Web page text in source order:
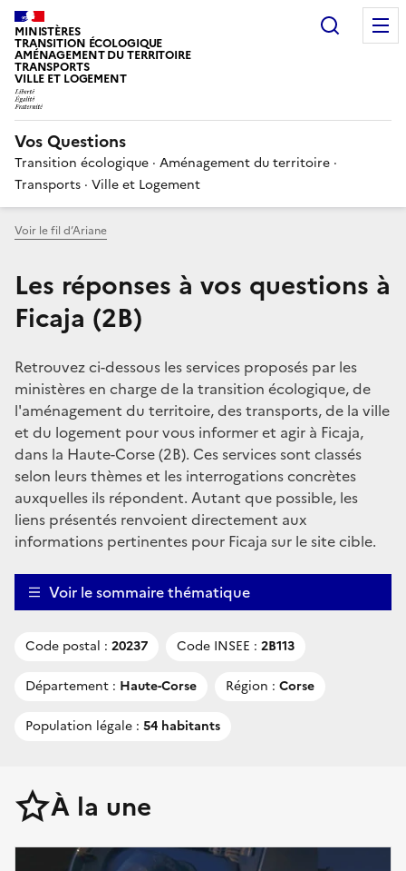
MINISTÈRES
TRANSITION ÉCOLOGIQUE
AMÉNAGEMENT DU TERRITOIRE
TRANSPORTS
VILLE ET LOGEMENT
Vos Questions
Transition écologique · Aménagement du territoire ·
Transports · Ville et Logement
Voir le fil d’Ariane
Les réponses à vos questions à
Ficaja (2B)
Retrouvez ci-dessous les services proposés par les
ministères en charge de la transition écologique, de
l'aménagement du territoire, des transports, de la ville
et du logement pour vous informer et agir à Ficaja,
dans la Haute-Corse (2B). Ces services sont classés
selon leurs thèmes et les interrogations concrètes
auxquelles ils répondent. Autant que possible, les
liens présentés renvoient directement aux
informations pertinentes pour Ficaja sur le site cible.
Voir le sommaire thématique
Code postal : 20237 Code INSEE : 2B113
Département : Haute-Corse Région : Corse
Population légale : 54 habitants
À la une